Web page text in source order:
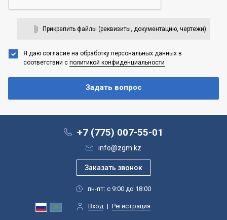
Прикрепить файлы (реквизиты, документацию, чертежи)
Я даю согласие на обработку персональных данных в
соответствии с политикой конфиденциальности
+7 (775) 007-55-01
info@zgm.kz
пн-пт: с 9:00 до 18:00
Вход | Регистрация